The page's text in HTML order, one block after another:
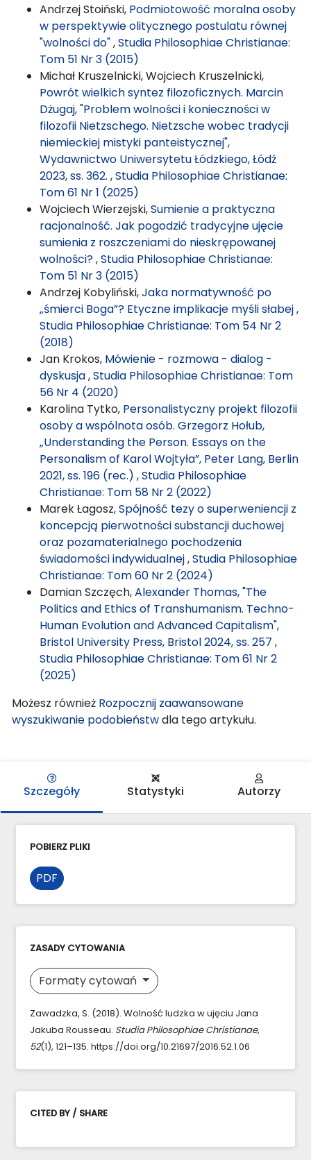
Andrzej Stoiński, Podmiotowość moralna osoby
w perspektywie olitycznego postulatu równej
"wolności do",Studia Philosophiae Christianae:
Tom 51 Nr 3 (2015)
Michał Kruszelnicki, Wojciech Kruszelnicki,
Powrót wielkich syntez filozoficznych. Marcin
Dżugaj, "Problem wolności i konieczności w
filozofii Nietzschego. Nietzsche wobec tradycji
niemieckiej mistyki panteistycznej",
Wydawnictwo Uniwersytetu Łódzkiego, Łódź
2023, ss. 362. ,Studia Philosophiae Christianae:
Tom 61 Nr 1 (2025)
Wojciech Wierzejski,Sumienie a praktyczna
racjonalność. Jak pogodzić tradycyjne ujęcie
sumienia z roszczeniami do nieskrępowanej
wolności?,Studia Philosophiae Christianae:
Tom 51 Nr 3 (2015)
Andrzej Kobyliński,Jaka normatywność po
„śmierci Boga”? Etyczne implikacje myśli słabej,
Studia Philosophiae Christianae: Tom 54 Nr 2
(2018)
Jan Krokos, Mówienie - rozmowa - dialog -
dyskusja,Studia Philosophiae Christianae: Tom
56 Nr 4 (2020)
Karolina Tytko, Personalistyczny projekt filozofii
osoby a wspólnota osób. Grzegorz Hołub,
„Understanding the Person. Essays on the
Personalism of Karol Wojtyła”, Peter Lang, Berlin
2021, ss. 196 (rec.) ,Studia Philosophiae
Christianae: Tom 58 Nr 2 (2022)
Marek Łagosz,Spójność tezy o superweniencji z
koncepcją pierwotności substancji duchowej
oraz pozamaterialnego pochodzenia
świadomości indywidualnej,Studia Philosophiae
Christianae: Tom 60 Nr 2 (2024)
Damian Szczęch,Alexander Thomas, "The
Politics and Ethics of Transhumanism. Techno-
Human Evolution and Advanced Capitalism",
Bristol University Press, Bristol 2024, ss. 257 ,
Studia Philosophiae Christianae: Tom 61 Nr 2
(2025)
Możesz również Rozpocznij zaawansowane
wyszukiwanie podobieństwdla tego artykułu.
Szczegóły Statystyki Autorzy
POBIERZ PLIKI
PDF
ZASADY CYTOWANIA
Formaty cytowań
Zawadzka, S. (2018). Wolność ludzka w ujęciu Jana
Jakuba Rousseau. Studia Philosophiae Christianae,
52(1), 121–135. https://doi.org/10.21697/2016.52.1.06
CITED BY / SHARE